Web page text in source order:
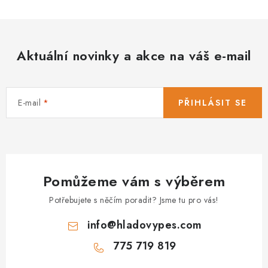
Aktuální novinky a akce na váš e-mail
E-mail PŘIHLÁSIT SE
Pomůžeme vám s výběrem
Potřebujete s něčím poradit? Jsme tu pro vás!
info@hladovypes.com
775 719 819